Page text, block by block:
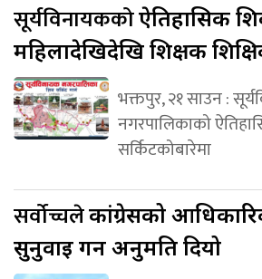
सूर्यविनायककोऐतिहासिक
महिलादेखिदेखि शिक्षक
भक्तपुर, २१ साउन :
नगरपालिकाको
सर्किटकोबारेमा
सर्वोच्चलेकांग्रेसको
सुनुवाइ गर्न अनुमति दियो